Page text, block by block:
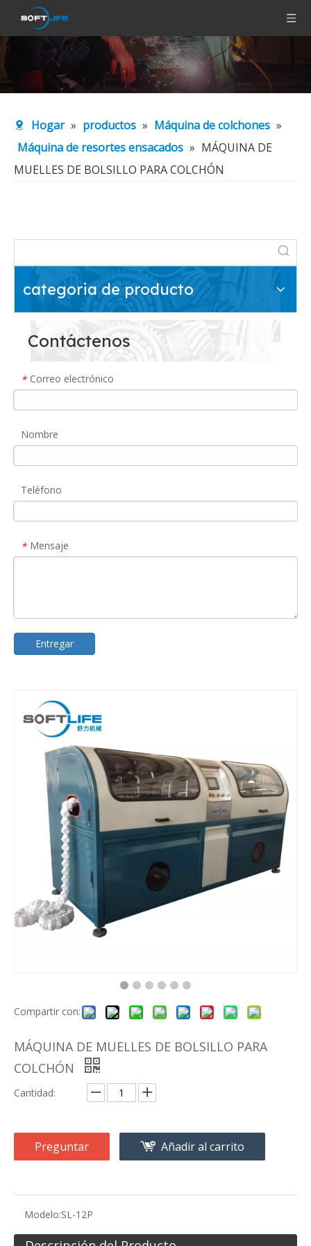
Hogar » productos » Máquina de colchones »
Máquina de resortes ensacados » MÁQUINA DE
MUELLES DE BOLSILLO PARA COLCHÓN
categoria de producto
Contáctenos
* Correo electrónico
Nombre
Teléfono
* Mensaje
Entregar
Compartir con:
MÁQUINA DE MUELLES DE BOLSILLO PARA
COLCHÓN
Cantidad:
Preguntar Añadir al carrito
Modelo:SL-12P